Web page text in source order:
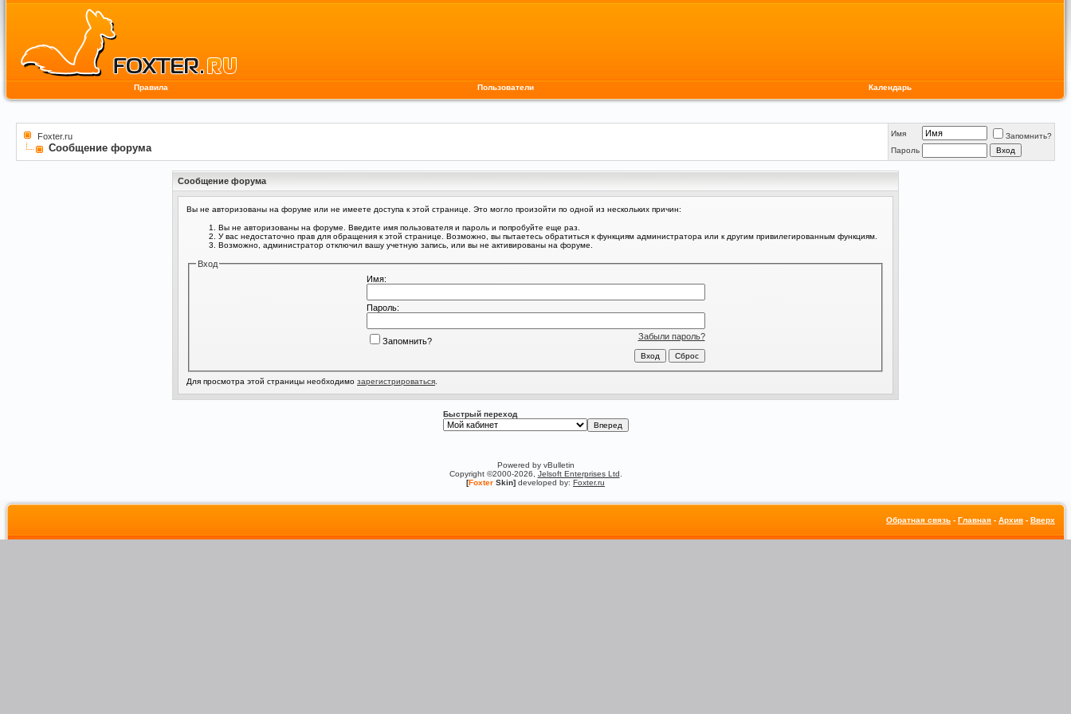
Правила Пользователи Календарь
Foxter.ru
Сообщение форума
Имя
Запомнить?
Пароль
Сообщение форума
Вы не авторизованы на форуме или не имеете доступа к этой странице. Это могло произойти по одной из нескольких причин:
Вы не авторизованы на форуме. Введите имя пользователя и пароль и попробуйте еще раз.
У вас недостаточно прав для обращения к этой странице. Возможно, вы пытаетесь обратиться к функциям администратора или к другим привилегированным функциям.
Возможно, администратор отключил вашу учетную запись, или вы не активированы на форуме.
Вход
Имя:
Пароль:
Забыли пароль?
Запомнить?
Для просмотра этой страницы необходимо зарегистрироваться
Быстрый переход
Powered by vBulletin
Copyright ©2000-2026, Jelsoft Enterprises Ltd
[Foxter Skin] developed by: Foxter.ru
Обратная связь - Главная - Архив - Вверх